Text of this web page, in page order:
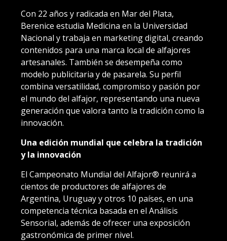
Con 22 años y radicada en Mar del Plata,
Berenice estudia Medicina en la Universidad
Nacional y trabaja en marketing digital, creando
contenidos para una marca local de alfajores
artesanales. También se desempeña como
modelo publicitaria y de pasarela. Su perfil
combina versatilidad, compromiso y pasión por
el mundo del alfajor, representando una nueva
generación que valora tanto la tradición como la
innovación.
Una edición mundial que celebra la tradición
y la innovación
El Campeonato Mundial del Alfajor® reunirá a
cientos de productores de alfajores de
Argentina, Uruguay y otros 10 países, en una
competencia técnica basada en el Análisis
Sensorial, además de ofrecer una exposición
gastronómica de primer nivel.